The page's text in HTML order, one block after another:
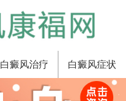
白癜风治疗 白癜风症状